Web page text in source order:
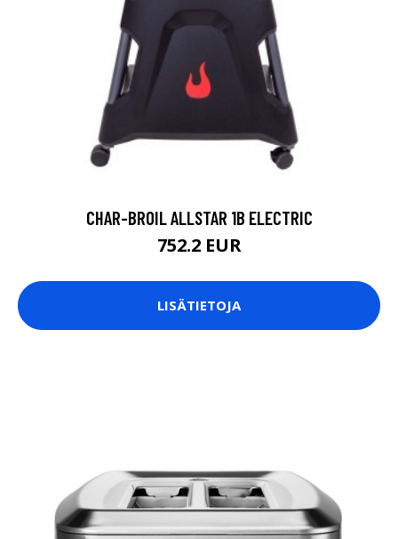
CHAR-BROIL ALLSTAR 1B ELECTRIC
752.2 EUR
LISÄTIETOJA